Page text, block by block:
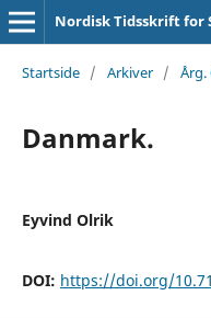
Nordisk Tidsskrift for
Startside / Arkiver / Årg.
Danmark.
Eyvind Olrik
DOI: https://doi.org/